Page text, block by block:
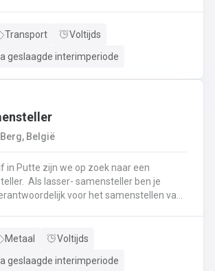
en lossen volgens de voorgeschreven
van rij- en rusttijden en ADR-
Transport
Voltijds
geslaagde interimperiode
België
in Putte zijn we op zoek naar een
ben je
voor het samenstellen van
onze projecten.Je werkt samen met
van Atelierverantwoordelijke.
Metaal
Voltijds
geslaagde interimperiode